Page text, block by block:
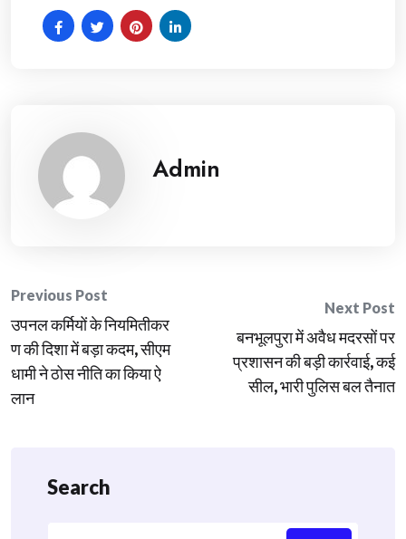
Admin
Post
navigation
Previous Post
उपनल कर्मियों के नियमितीकर
ण की दिशा में बड़ा कदम, सीएम
धामी ने ठोस नीति का किया ऐ
लान
Next Post
बनभूलपुरा में अवैध मदरसों पर
प्रशासन की बड़ी कार्रवाई, कई
सील, भारी पुलिस बल तैनात
Search